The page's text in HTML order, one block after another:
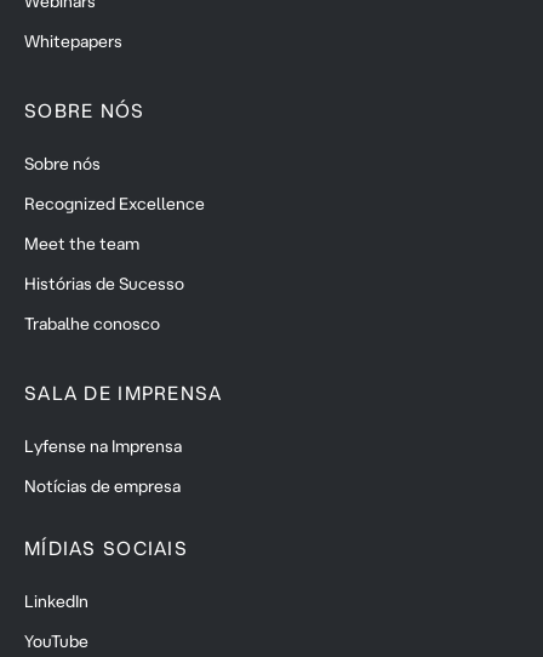
Whitepapers
SOBRE NÓS
Sobre nós
Recognized Excellence
Meet the team
Histórias de Sucesso
Trabalhe conosco
SALA DE IMPRENSA
Lyfense na Imprensa
Notícias de empresa
MÍDIAS SOCIAIS
LinkedIn
YouTube